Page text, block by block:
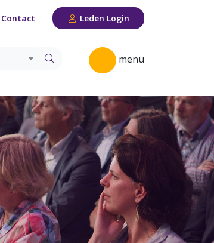
Contact Leden Login
menu